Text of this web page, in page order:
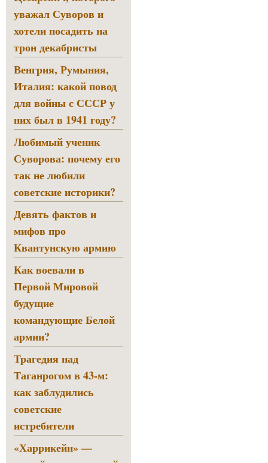
уважал Суворов и
хотели посадить на
трон декабристы
Венгрия, Румыния,
Италия: какой повод
для войны с СССР у
них был в 1941 году?
Любимый ученик
Суворова: почему его
так не любили
советские историки?
Девять фактов и
мифов про
Квантунскую армию
Как воевали в
Первой Мировой
будущие
командующие Белой
армии?
Трагедия над
Таганрогом в 43-м:
как заблудились
советские
истребители
«Харрикейн» —